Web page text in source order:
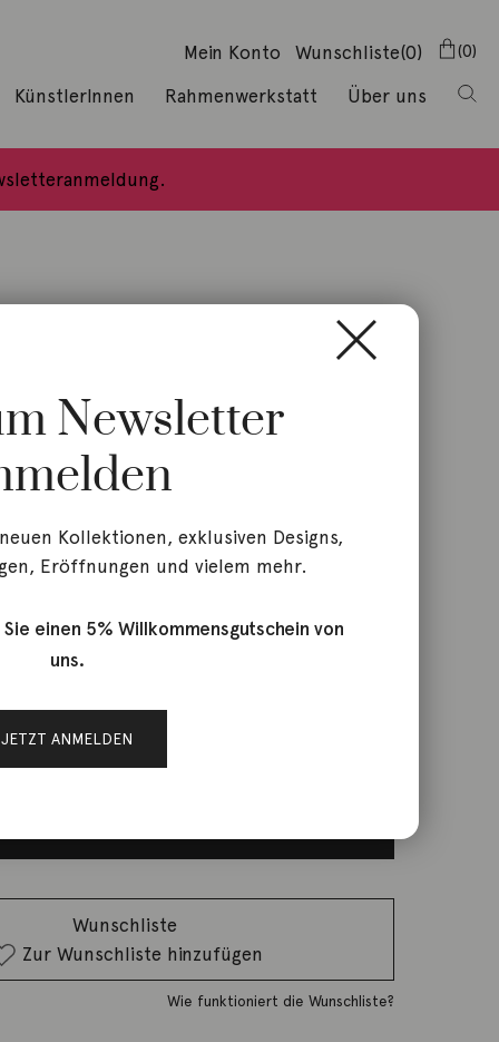
Mein Konto (0)
Wunschliste 0
KünstlerInnen Rahmenwerkstatt Über uns
Wunschliste
Zur Wunschliste hinzufügen
Wie funktioniert die Wunschliste?
Newsletter
Kollektionen, exklusiven Designs,
Eröffnungen und vielem mehr.
einen 5% Willkommensgutschein von
uns.
JETZT ANMELDEN